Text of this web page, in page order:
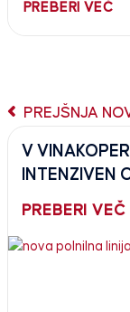
PREBERI VEČ
PREJŠNJA
V
INTENZIVEN
PREBERI VEČ